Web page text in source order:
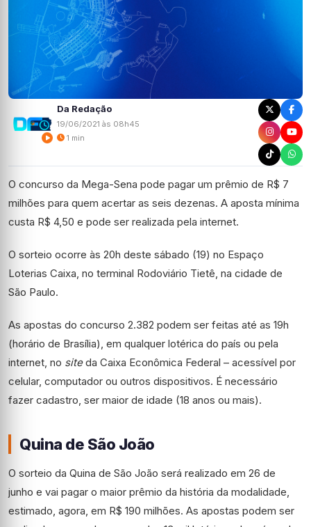
Da Redação
19/06/2021 às 08h45
1 min
O concurso da Mega-Sena pode pagar um prêmio de R$ 7
milhões para quem acertar as seis dezenas. A aposta mínima
custa R$ 4,50 e pode ser realizada pela internet.
O sorteio ocorre às 20h deste sábado (19) no Espaço
Loterias Caixa, no terminal Rodoviário Tietê, na cidade de
São Paulo.
As apostas do concurso 2.382 podem ser feitas até as 19h
(horário de Brasília), em qualquer lotérica do país ou pela
internet, no siteda Caixa Econômica Federal – acessível por
celular, computador ou outros dispositivos. É necessário
fazer cadastro, ser maior de idade (18 anos ou mais).
Quina de São João
O sorteio da Quina de São João será realizado em 26 de
junho e vai pagar o maior prêmio da história da modalidade,
estimado, agora, em R$ 190 milhões. As apostas podem ser